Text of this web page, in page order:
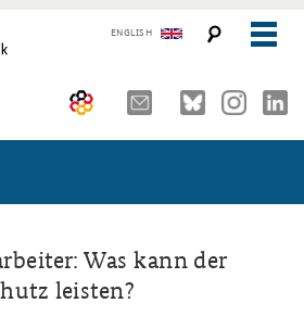
ENGLISH
rule)
für Sicherheitspolitik
Presse
Was kann der
leisten?